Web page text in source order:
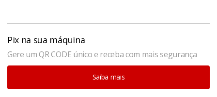
Pix na sua máquina
Gere um QR CODE único e receba com mais segurança
Saiba mais